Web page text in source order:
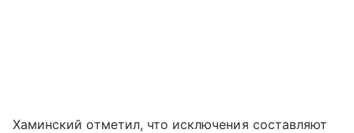
Хаминский отметил, что исключения составляют